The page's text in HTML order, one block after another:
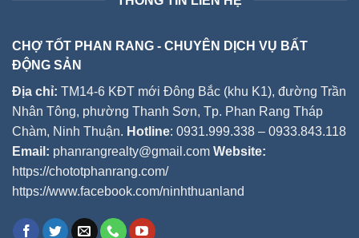
CHỢ TỐT PHAN RANG - CHUYÊN DỊCH VỤ BẤT
ĐỘNG SẢN
Địa chỉ: TM14-6 KĐT mới Đông Bắc (khu K1), đường Trần
Nhân Tông, phường Thanh Sơn, Tp. Phan Rang Tháp
Chàm, Ninh Thuận. Hotline: 0931.999.338 – 0933.843.118
Email: phanrangrealty@gmail.com Website:
https://chototphanrang.com/
https://www.facebook.com/ninhthuanland